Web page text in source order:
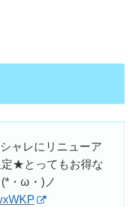
ャレにリニューア
定★とってもお得な
・ω・)ノ